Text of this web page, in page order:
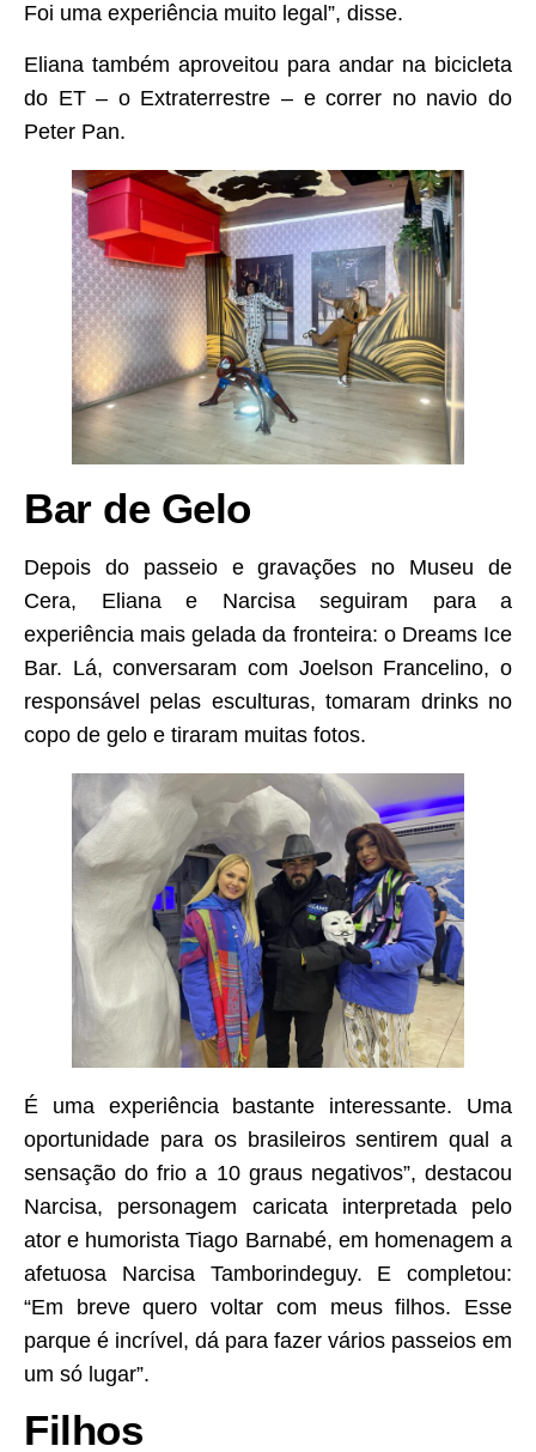
Foi uma experiência muito legal”, disse.
Eliana também aproveitou para andar na bicicleta
do ET – o Extraterrestre – e correr no navio do
Peter Pan.
Bar de Gelo
Depois do passeio e gravações no Museu de
Cera, Eliana e Narcisa seguiram para a
experiência mais gelada da fronteira: o Dreams Ice
Bar. Lá, conversaram com Joelson Francelino, o
responsável pelas esculturas, tomaram drinks no
copo de gelo e tiraram muitas fotos.
É uma experiência bastante interessante. Uma
oportunidade para os brasileiros sentirem qual a
sensação do frio a 10 graus negativos”, destacou
Narcisa, personagem caricata interpretada pelo
ator e humorista Tiago Barnabé, em homenagem a
afetuosa Narcisa Tamborindeguy. E completou:
“Em breve quero voltar com meus filhos. Esse
parque é incrível, dá para fazer vários passeios em
um só lugar”.
Filhos